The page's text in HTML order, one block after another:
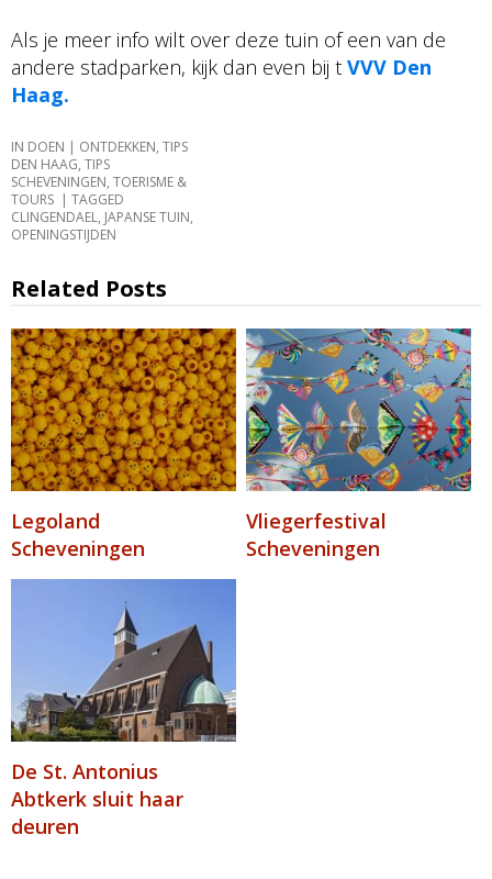
Als je meer info wilt over deze tuin of een van de
andere stadparken, kijk dan even bij t VVV Den
Haag.
IN DOEN | ONTDEKKEN, TIPS
DEN HAAG, TIPS
SCHEVENINGEN, TOERISME &
TOURS
TAGGED
CLINGENDAEL, JAPANSE TUIN,
OPENINGSTIJDEN
Related Posts
Legoland
Scheveningen
Vliegerfestival
Scheveningen
De St. Antonius
Abtkerk sluit haar
deuren